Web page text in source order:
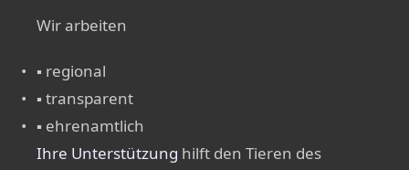
Wir arbeiten
▪ regional
▪ transparent
▪ ehrenamtlich
Ihre Unterstützung hilft den Tieren des